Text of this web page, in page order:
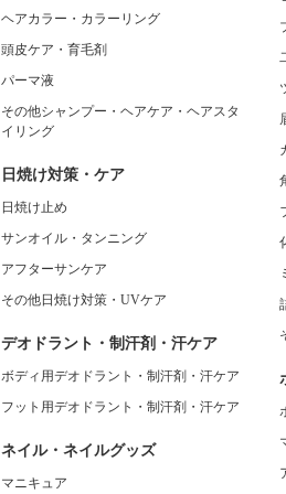
ヘアカラー・カラーリング
頭皮ケア・育毛剤
パーマ液
その他シャンプー・ヘアケア・ヘアスタ
イリング
日焼け対策・ケア
日焼け止め
サンオイル・タンニング
アフターサンケア
その他日焼け対策・UVケア
デオドラント・制汗剤・汗ケア
ボディ用デオドラント・制汗剤・汗ケア
フット用デオドラント・制汗剤・汗ケア
ネイル・ネイルグッズ
マニキュア